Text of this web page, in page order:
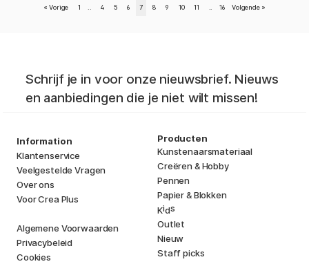
« Vorige 1 4 5 6 7 8 9 10 11 16 Volgende »
Schrijf je in voor onze nieuwsbrief. Nieuws
en aanbiedingen die je niet wilt missen!
Information
Klantenservice
Veelgestelde Vragen
Over ons
Voor Crea Plus
Algemene Voorwaarden
Privacybeleid
Cookies
Producten
Kunstenaarsmateriaal
Creëren & Hobby
Pennen
Papier & Blokken
Kids
Outlet
Nieuw
Staff picks